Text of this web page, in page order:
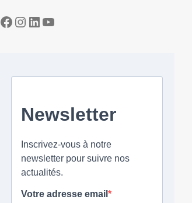
Facebook
Instagram
LinkedIn
YouTube